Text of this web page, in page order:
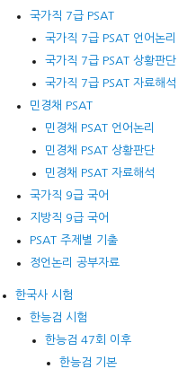
국가직 7급 PSAT
국가직 7급 PSAT 언어논리
국가직 7급 PSAT 상황판단
국가직 7급 PSAT 자료해석
민경채 PSAT
민경채 PSAT 언어논리
민경채 PSAT 상황판단
민경채 PSAT 자료해석
국가직 9급 국어
지방직 9급 국어
PSAT 주제별 기출
정언논리 공부자료
한국사 시험
한능검 시험
한능검 47회 이후
한능검 기본